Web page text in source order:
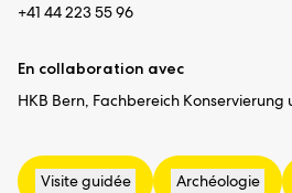
+41 44 223 55 96
En collaboration avec
HKB Bern, Fachbereich Konservierung